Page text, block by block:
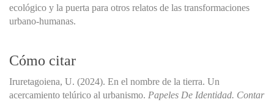
ecológico y la puerta para otros relatos de las transformaciones
urbano-humanas.
Cómo citar
Iruretagoiena, U. (2024). En el nombre de la tierra. Un
acercamiento telúrico al urbanismo. Papeles De Identidad. Contar